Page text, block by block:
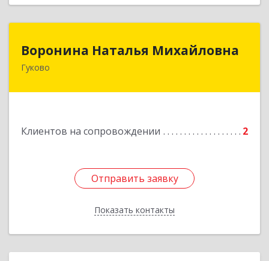
Воронина Наталья Михайловна
Гуково
Клиентов на сопровождении 2
Отправить заявку
Показать контакты
Воронина Наталья Михайловна
Отправить заявку
Назад